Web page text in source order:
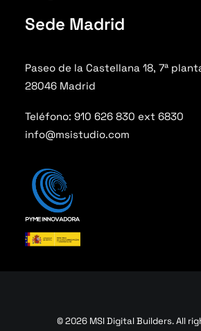
Sede Madrid
Paseo de la Castellana 18, 7ª
28046 Madrid
Teléfono: 910 626 830 ext 6830
info@msistudio.com
© 2026 MSI Digital Builders. All